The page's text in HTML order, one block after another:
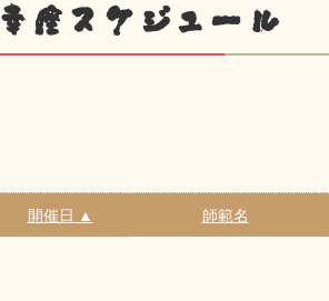
幸座スケジュール
開催日 ▲ 師範名